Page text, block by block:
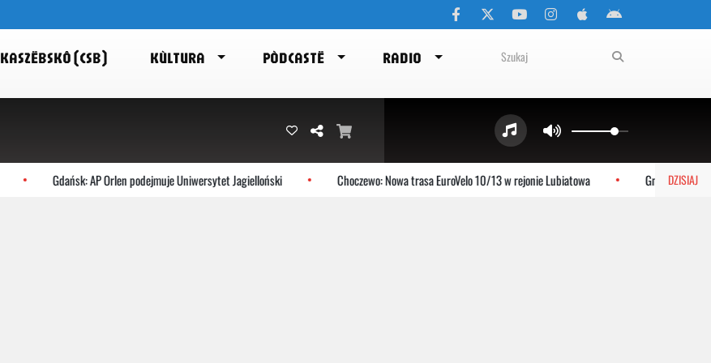
KASZËBSKÔ (CSB) KÙLTURA PÒDCASTË RADIO
DZISIAJ
Gdańsk: AP Orlen podejmuje Uniwersytet Jagielloński Choczewo: Nowa trasa EuroVelo 10/13 w rejonie Lubiatowa Gniewino: